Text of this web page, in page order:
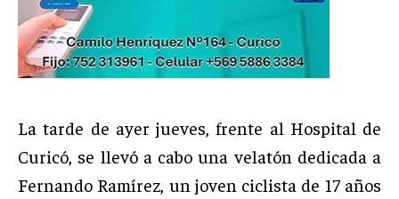
La tarde de ayer jueves, frente al Hospital de
Curicó, se llevó a cabo una velatón dedicada a
Fernando Ramírez, un joven ciclista de 17 años